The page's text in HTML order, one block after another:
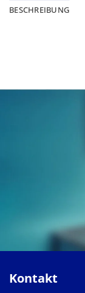
BESCHREIBUNG
Kontakt